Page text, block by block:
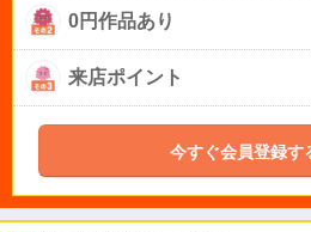
0円作品あり
来店ポイント
今すぐ会員登録す